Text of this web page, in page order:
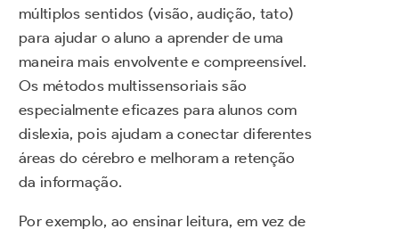
múltiplos sentidos (visão, audição, tato)
para ajudar o aluno a aprender de uma
maneira mais envolvente e compreensível.
Os métodos multissensoriais são
especialmente eficazes para alunos com
dislexia, pois ajudam a conectar diferentes
áreas do cérebro e melhoram a retenção
da informação.
Por exemplo, ao ensinar leitura, em vez de